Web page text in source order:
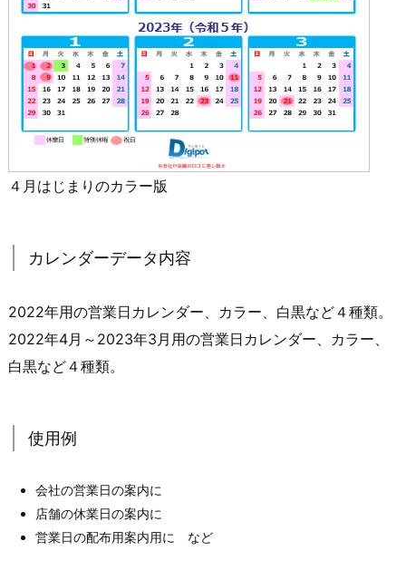
４月はじまりのカラー版
カレンダーデータ内容
2022年用の営業日カレンダー、カラー、白黒など４種類。
2022年4月～2023年3月用の営業日カレンダー、カラー、
白黒など４種類。
使用例
会社の営業日の案内に
店舗の休業日の案内に
営業日の配布用案内用に など